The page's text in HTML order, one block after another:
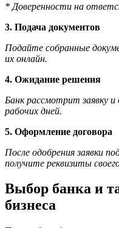
* Доверенности на
3. Подача документов
Подайте собранные
их онлайн.
4. Ожидание решения
Банк рассмотрит заявку и
рабочих дней.
5. Оформление договора
После одобрения заявки
получите реквизиты
Выбор банка и
бизнеса